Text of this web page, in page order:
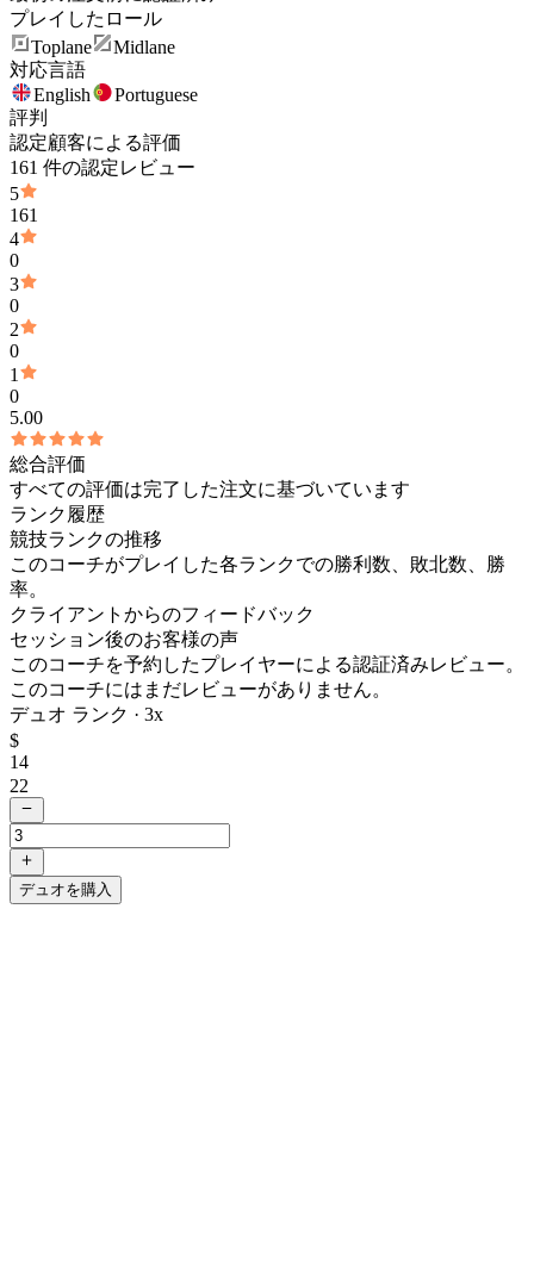
プレイしたロール
Toplane
Midlane
対応言語
English
Portuguese
評判
認定顧客による評価
161 件の認定レビュー
5
161
4
0
3
0
2
0
1
0
5.00
総合評価
すべての評価は完了した注文に基づいています
ランク履歴
競技ランクの推移
このコーチがプレイした各ランクでの勝利数、敗北数、勝
率。
クライアントからのフィードバック
セッション後のお客様の声
このコーチを予約したプレイヤーによる認証済みレビュー。
このコーチにはまだレビューがありません。
デュオ ランク · 3x
$
14
22
デュオを購入